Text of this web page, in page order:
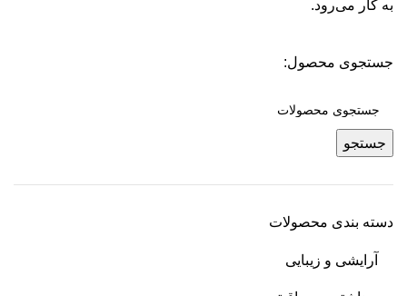
جستجوی محصول:
جستجو
دسته بندی محصولات
آرایشی و زیبایی
به کار می‌رود.